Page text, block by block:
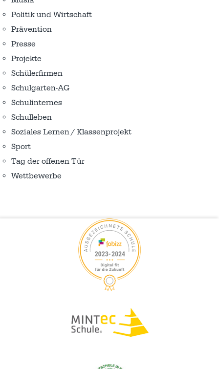
Politik und Wirtschaft
Prävention
Presse
Projekte
Schülerfirmen
Schulgarten-AG
Schulinternes
Schulleben
Soziales Lernen / Klassenprojekt
Sport
Tag der offenen Tür
Wettbewerbe